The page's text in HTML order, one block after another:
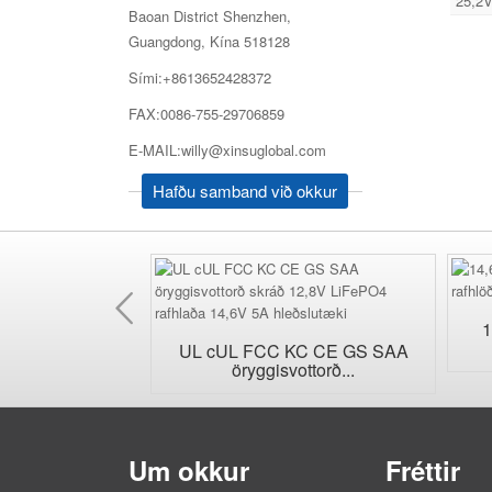
Baoan District Shenzhen,
Guangdong, Kína 518128
Sími:+8613652428372
FAX:0086-755-29706859
E-MAIL:willy@xinsuglobal.com
Hafðu samband við okkur
Fyrri
UL cUL FCC KC CE GS SAA
öryggisvottorð...
Um okkur Fréttir